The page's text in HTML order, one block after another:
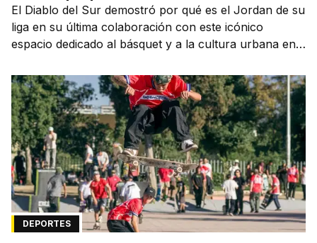
El Diablo del Sur demostró por qué es el Jordan de su
liga en su última colaboración con este icónico
espacio dedicado al básquet y a la cultura urbana en
DEPORTES